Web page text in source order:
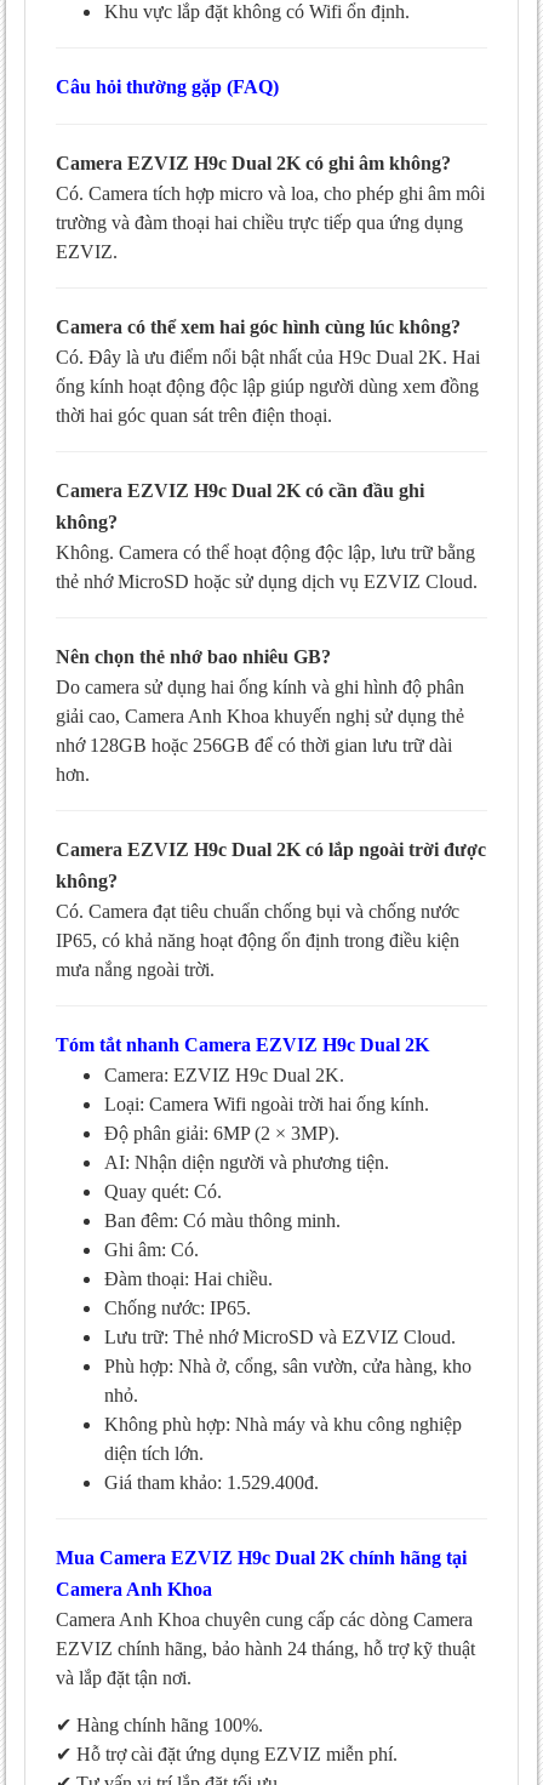
Khu vực lắp đặt không có Wifi ổn định.
Câu hỏi thường gặp (FAQ)
Camera EZVIZ H9c Dual 2K có ghi âm không?
Có. Camera tích hợp micro và loa, cho phép ghi âm môi
trường và đàm thoại hai chiều trực tiếp qua ứng dụng
EZVIZ.
Camera có thể xem hai góc hình cùng lúc không?
Có. Đây là ưu điểm nổi bật nhất của H9c Dual 2K. Hai
ống kính hoạt động độc lập giúp người dùng xem đồng
thời hai góc quan sát trên điện thoại.
Camera EZVIZ H9c Dual 2K có cần đầu ghi
không?
Không. Camera có thể hoạt động độc lập, lưu trữ bằng
thẻ nhớ MicroSD hoặc sử dụng dịch vụ EZVIZ Cloud.
Nên chọn thẻ nhớ bao nhiêu GB?
Do camera sử dụng hai ống kính và ghi hình độ phân
giải cao, Camera Anh Khoa khuyến nghị sử dụng thẻ
nhớ 128GB hoặc 256GB để có thời gian lưu trữ dài
hơn.
Camera EZVIZ H9c Dual 2K có lắp ngoài trời được
không?
Có. Camera đạt tiêu chuẩn chống bụi và chống nước
IP65, có khả năng hoạt động ổn định trong điều kiện
mưa nắng ngoài trời.
Tóm tắt nhanh Camera EZVIZ H9c Dual 2K
Camera: EZVIZ H9c Dual 2K.
Loại: Camera Wifi ngoài trời hai ống kính.
Độ phân giải: 6MP (2 × 3MP).
AI: Nhận diện người và phương tiện.
Quay quét: Có.
Ban đêm: Có màu thông minh.
Ghi âm: Có.
Đàm thoại: Hai chiều.
Chống nước: IP65.
Lưu trữ: Thẻ nhớ MicroSD và EZVIZ Cloud.
Phù hợp: Nhà ở, cổng, sân vườn, cửa hàng, kho
nhỏ.
Không phù hợp: Nhà máy và khu công nghiệp
diện tích lớn.
Giá tham khảo: 1.529.400đ.
Mua Camera EZVIZ H9c Dual 2K chính hãng tại
Camera Anh Khoa
Camera Anh Khoa chuyên cung cấp các dòng Camera
EZVIZ chính hãng, bảo hành 24 tháng, hỗ trợ kỹ thuật
và lắp đặt tận nơi.
✔ Hàng chính hãng 100%.
✔ Hỗ trợ cài đặt ứng dụng EZVIZ miễn phí.